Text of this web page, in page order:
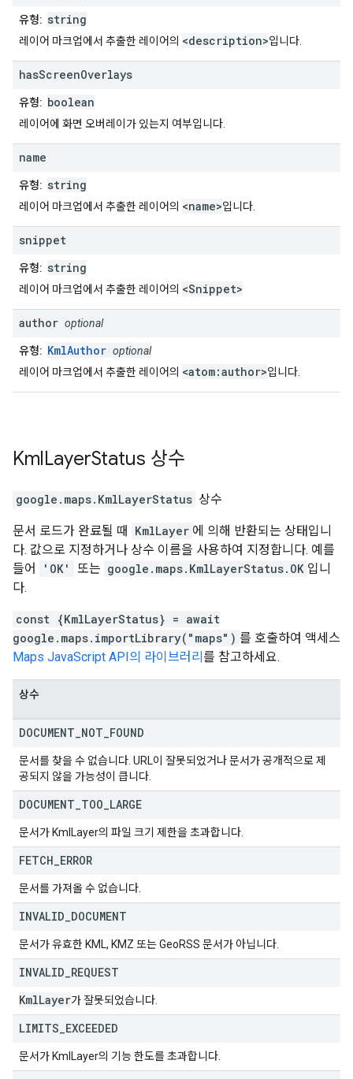
유형: string
레이어 마크업에서 추출한 레이어의 <description>입니다.
hasScreenOverlays
유형: boolean
레이어에 화면 오버레이가 있는지 여부입니다.
name
유형: string
레이어 마크업에서 추출한 레이어의 <name>입니다.
snippet
유형: string
레이어 마크업에서 추출한 레이어의 <Snippet>
author optional
유형: KmlAuthor optional
레이어 마크업에서 추출한 레이어의 <atom:author>입니다.
KmlLayerStatus 상수
google.maps. KmlLayerStatus 상수
문서 로드가 완료될 때 KmlLayer 에 의해 반환되는 상태입니
다. 값으로 지정하거나 상수 이름을 사용하여 지정합니다. 예를
들어
'OK' 또는 google.maps.KmlLayerStatus.OK 입니
다.
const {KmlLayerStatus} = await
google.maps.importLibrary("maps") 를 호출하여 액세스
Maps JavaScript API의 라이브러리 를 참고하세요.
상수
DOCUMENT NOT FOUND
문서를 찾을 수 없습니다. URL이 잘못되었거나 문서가 공개적으로 제
공되지 않을 가능성이 큽니다.
DOCUMENT TOO LARGE
문서가 KmlLayer의 파일 크기 제한을 초과합니다.
FETCH ERROR
문서를 가져올 수 없습니다.
INVALID DOCUMENT
문서가 유효한 KML, KMZ 또는 GeoRSS 문서가 아닙니다.
INVALID REQUEST
KmlLayer가 잘못되었습니다.
LIMITS EXCEEDED
문서가 KmlLayer의 기능 한도를 초과합니다.